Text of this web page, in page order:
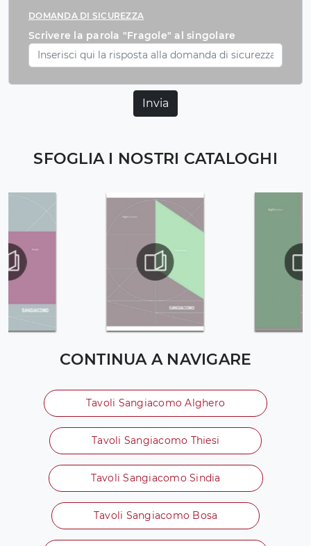
SFOGLIA I NOSTRI CATALOGHI
CONTINUA A NAVIGARE
Tavoli Sangiacomo Alghero
Tavoli Sangiacomo Thiesi
Tavoli Sangiacomo Sindia
Tavoli Sangiacomo Bosa
DOMANDA DI SICUREZZA
Scrivere la parola "Fragole" al singolare
Invia